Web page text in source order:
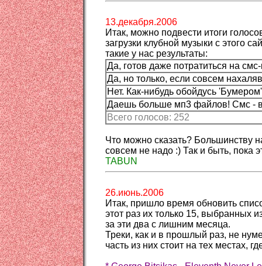
13.декабря.2006
Итак, можно подвести итоги
загрузки клубной музыки с этого
такие у нас результаты:
Да, готов даже потратиться на смс-
Да, но только, если совсем
Нет. Как-нибудь обойдусь 'Бумером'
Даешь больше мп3 файлов! Смс - в
Всего голосов: 252
Что можно сказать? Большинству
совсем не надо :) Так и быть, пока
TABUN
26.июнь.2006
Итак, пришло время обновить
этот раз их только 15, выбранных
за эти два с лишним месяца.
Треки, как и в прошлый раз, не
часть из них стоит на тех местах,